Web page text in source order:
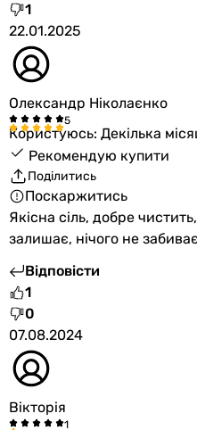
1
22.01.2025
Олександр Ніколаєнко
Користуюсь: Декілька
Рекомендую купити
Поділитись
Поскаржитись
Якісна сіль, добре
залишає, нічого не
Відповісти
1
0
07.08.2024
Вікторія